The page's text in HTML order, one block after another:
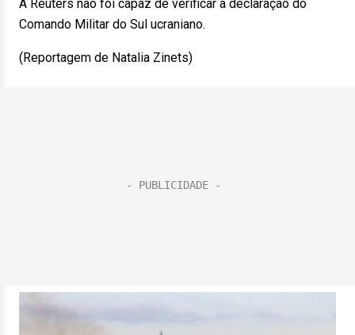
A Reuters não foi capaz de verificar a declaração do
Comando Militar do Sul ucraniano.
(Reportagem de Natalia Zinets)